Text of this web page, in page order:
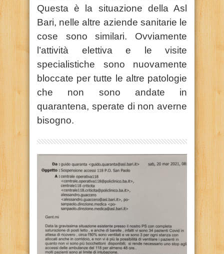
Questa è la situazione della Asl
Bari, nelle altre aziende sanitarie le
cose sono similari. Ovviamente
l’attività elettiva e le visite
specialistiche sono nuovamente
bloccate per tutte le altre patologie
che non sono andate in
quarantena, sperate di non averne
bisogno.